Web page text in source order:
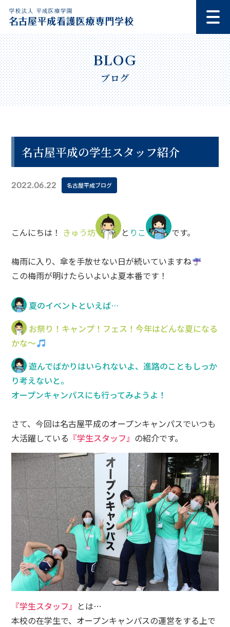
ブログ
名古屋平成の学生スタッフ紹介
2022.06.22 名古屋平成ブログ
こんにちは！ きゅう坊 と りこ です。
梅雨に入り、傘を手放せない日が続いていますね
この梅雨が明けたらいよいよ夏本番です！
夏のイベントといえば…
お祭り！キャンプ！フェス！今年はどんな夏になる
かな～
遊んでばかりはいられないよ、進路のこともしっか
り考えないと。
オープンキャンパスにも行ってみようよ！
さて、今回は名古屋平成のオープンキャンパスでいつも
大活躍している 『学生スタッフ』 の紹介です。
『学生スタッフ』 とは…
本校の在学生で、オープンキャンパスの運営をする上で